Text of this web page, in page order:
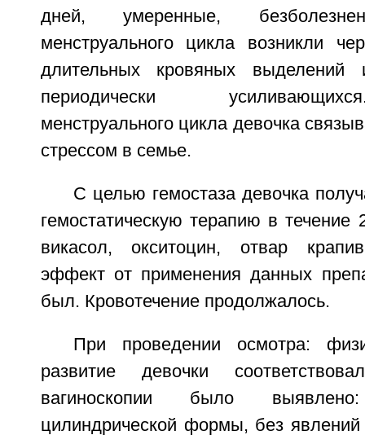
дней, умеренные,
менструального цикла возникли
длительных кровяных выделений
периодически
менструального цикла девочка
стрессом в семье.
С целью гемостаза девочка
гемостатическую терапию в течение
викасол, окситоцин, отвар
эффект от применения данных
был. Кровотечение продолжалось.
При проведении осмотра:
развитие девочки
вагиноскопии было
цилиндрической формы, без